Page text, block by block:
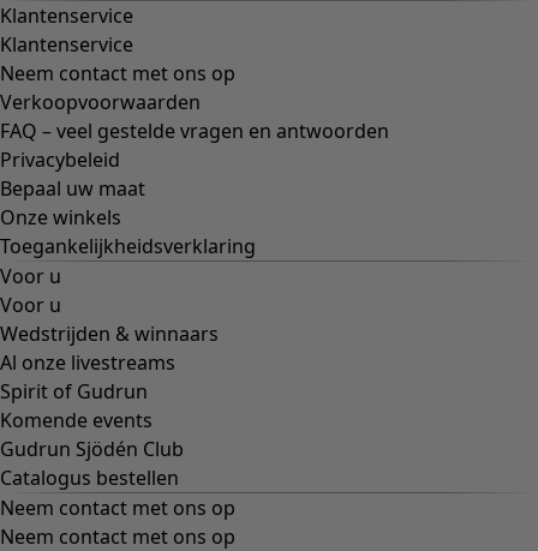
Klantenservice
Klantenservice
Neem contact met ons op
Verkoopvoorwaarden
FAQ – veel gestelde vragen en antwoorden
Privacybeleid
Bepaal uw maat
Onze winkels
Toegankelijkheidsverklaring
Voor u
Voor u
Wedstrijden & winnaars
Al onze livestreams
Spirit of Gudrun
Komende events
Gudrun Sjödén Club
Catalogus bestellen
Neem contact met ons op
Neem contact met ons op